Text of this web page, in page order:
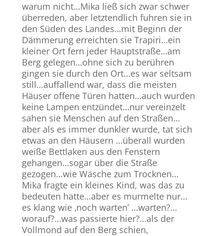
warum nicht…Mika ließ sich zwar schwer
überreden, aber letztendlich fuhren sie in
den Süden des Landes…mit Beginn der
Dämmerung erreichten sie Trapiri…ein
kleiner Ort fern jeder Hauptstraße…am
Berg gelegen…ohne sich zu berühren
gingen sie durch den Ort…es war seltsam
still…auffallend war, dass die meisten
Häuser offene Türen hatten…auch wurden
keine Lampen entzündet…nur vereinzelt
sahen sie Menschen auf den Straßen…
aber als es immer dunkler wurde, tat sich
etwas an den Häusern …überall wurden
weiße Bettlaken aus den Fenstern
gehangen…sogar über die Straße
gezogen…wie Wäsche zum Trocknen…
Mika fragte ein kleines Kind, was das zu
bedeuten hatte…aber es murmelte nur…
es klang wie ‚noch warten’ …warten?…
worauf?…was passierte hier?…als der
Vollmond auf den Berg schien,